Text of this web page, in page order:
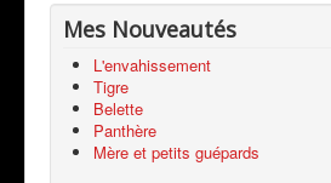
Mes Nouveautés
L'envahissement
Tigre
Belette
Panthère
Mère et petits guépards